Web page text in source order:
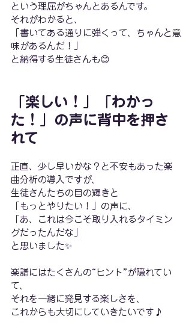
という理屈がちゃんとあるんです。
それがわかると、
「書いてある通りに弾くって、ちゃんと意
味があるんだ！」
と納得する生徒さんも😊
「楽しい！」「わかっ
た！」の声に背中を押さ
れて
正直、少し早いかな？と不安もあった楽
曲分析の導入ですが、
生徒さんたちの目の輝きと
「もっとやりたい！」の声に、
「あ、これは今こそ取り入れるタイミン
グだったんだな」
と思いました✨
楽譜にはたくさんの“ヒント”が隠れてい
て、
それを一緒に発見する楽しさを、
これからも大切にしていきたいです♪